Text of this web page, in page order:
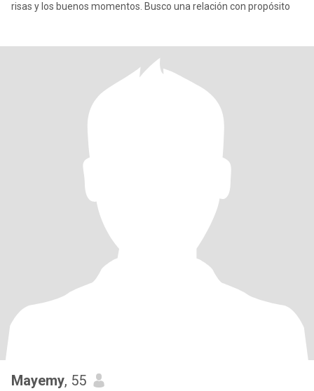
risas y los buenos momentos. Busco una relación con propósito
Mayemy, 55